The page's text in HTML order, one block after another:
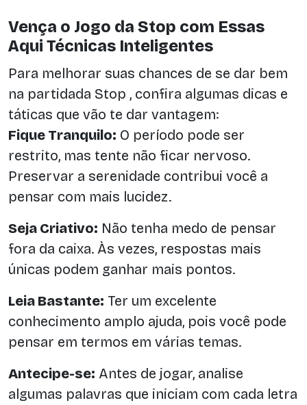
Vença o Jogo da Stop com Essas
Aqui Técnicas Inteligentes
Para melhorar suas chances de se dar bem
na partidada Stop , confira algumas dicas e
táticas que vão te dar vantagem:
Fique Tranquilo: O período pode ser
restrito, mas tente não ficar nervoso.
Preservar a serenidade contribui você a
pensar com mais lucidez.
Seja Criativo: Não tenha medo de pensar
fora da caixa. Às vezes, respostas mais
únicas podem ganhar mais pontos.
Leia Bastante: Ter um excelente
conhecimento amplo ajuda, pois você pode
pensar em termos em várias temas.
Antecipe-se: Antes de jogar, analise
algumas palavras que iniciam com cada letra